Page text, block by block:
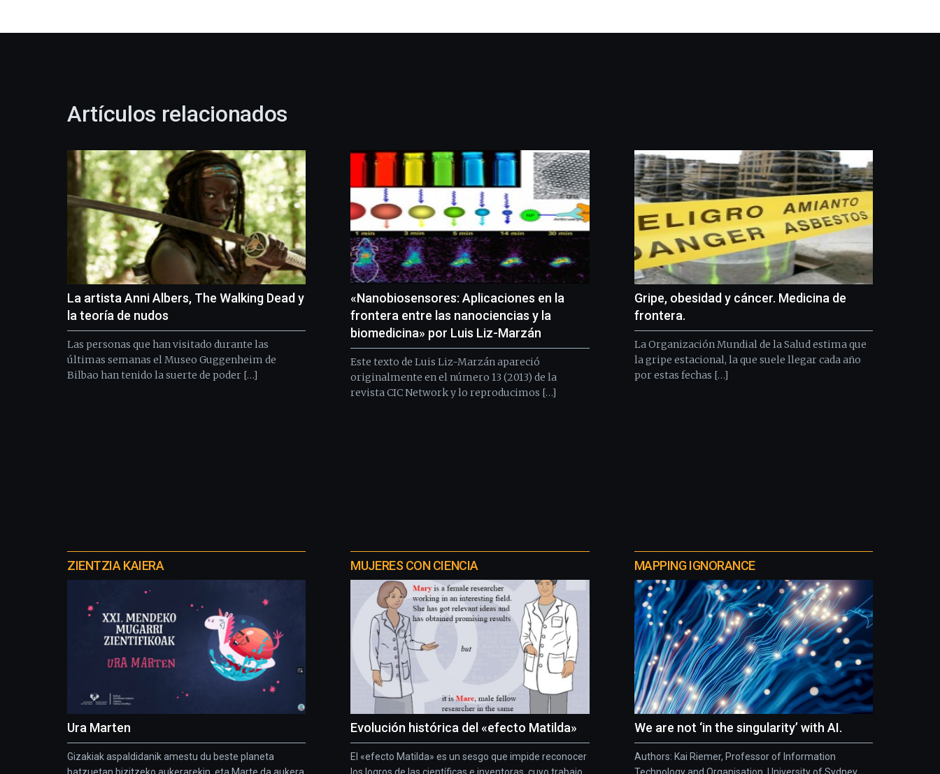
Artículos relacionados
La artista Anni Albers, The Walking Dead y
la teoría de nudos
Las personas que han visitado durante las
últimas semanas el Museo Guggenheim de
Bilbao han tenido la suerte de poder […]
«Nanobiosensores: Aplicaciones en la
frontera entre las nanociencias y la
biomedicina» por Luis Liz-Marzán
Este texto de Luis Liz-Marzán apareció
originalmente en el número 13 (2013) de la
revista CIC Network y lo reproducimos […]
Gripe, obesidad y cáncer. Medicina de
frontera.
La Organización Mundial de la Salud estima que
la gripe estacional, la que suele llegar cada año
por estas fechas […]
proyectos
ZIENTZIA KAIERA
Ura Marten
Gizakiak aspaldidanik amestu du beste planeta
MUJERES CON CIENCIA
Evolución histórica del «efecto Matilda»
El «efecto Matilda» es un sesgo que impide reconocer
MAPPING IGNORANCE
We are not ‘in the singularity’ with AI.
Authors: Kai Riemer, Professor of Information